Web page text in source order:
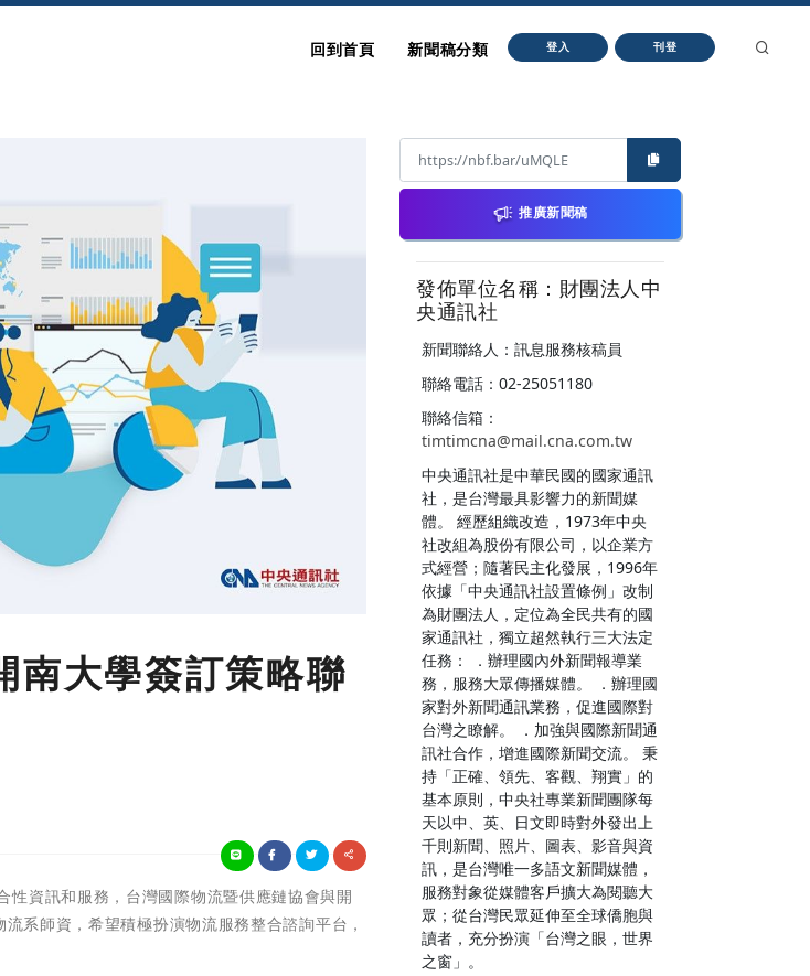
回到首頁 新聞稿分類 登入 刊登
南大學簽訂策略聯
資訊和服務，台灣國際物流暨供應鏈協會與開
系師資，希望積極扮演物流服務整合諮詢平台，
推廣新聞稿
發佈單位名稱：財團法人中
央通訊社
新聞聯絡人：訊息服務核稿員
聯絡電話：02-25051180
聯絡信箱：
timtimcna@mail.cna.com.tw
中央通訊社是中華民國的國家通訊
社，是台灣最具影響力的新聞媒
體。 經歷組織改造，1973年中央
社改組為股份有限公司，以企業方
式經營；隨著民主化發展，1996年
依據「中央通訊社設置條例」改制
為財團法人，定位為全民共有的國
家通訊社，獨立超然執行三大法定
任務： ．辦理國內外新聞報導業
務，服務大眾傳播媒體。 ．辦理國
家對外新聞通訊業務，促進國際對
台灣之瞭解。 ．加強與國際新聞通
訊社合作，增進國際新聞交流。 秉
持「正確、領先、客觀、翔實」的
基本原則，中央社專業新聞團隊每
天以中、英、日文即時對外發出上
千則新聞、照片、圖表、影音與資
訊，是台灣唯一多語文新聞媒體，
服務對象從媒體客戶擴大為閱聽大
眾；從台灣民眾延伸至全球僑胞與
讀者，充分扮演「台灣之眼，世界
之窗」。